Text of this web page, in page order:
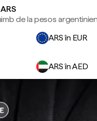
de la pesos
ARS în EUR
ARS în AED